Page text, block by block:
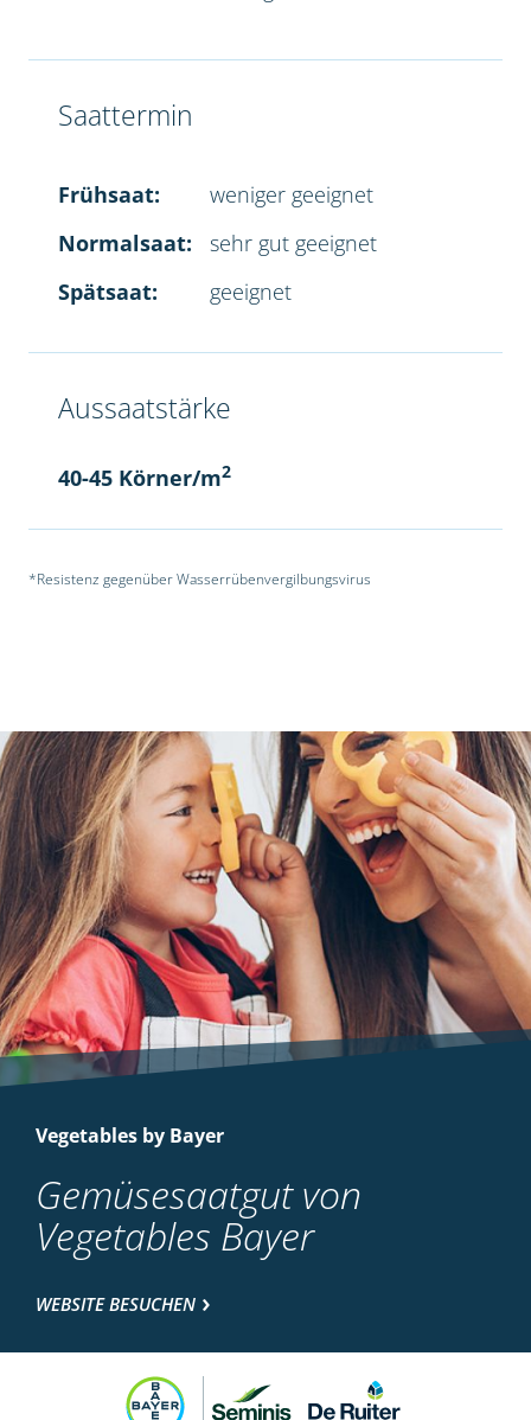
Saattermin
Frühsaat:
weniger geeignet
Normalsaat:
sehr gut geeignet
Spätsaat:
geeignet
Aussaatstärke
40-45 Körner/m2
*Resistenz gegenüber Wasserrübenvergilbungsvirus
Vegetables by Bayer
Gemüsesaatgut von
Vegetables Bayer
WEBSITE BESUCHEN